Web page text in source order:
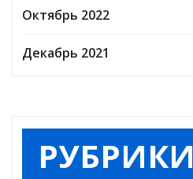
Октябрь 2022
Декабрь 2021
РУБРИКИ